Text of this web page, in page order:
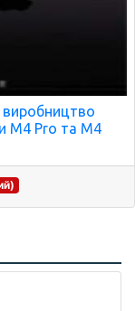
виробництво
M4 Pro та M4